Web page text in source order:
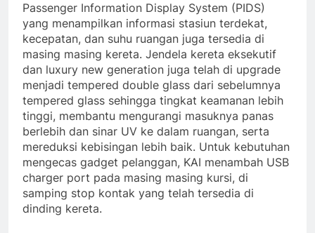
Passenger Information Display System (PIDS)
yang menampilkan informasi stasiun terdekat,
kecepatan, dan suhu ruangan juga tersedia di
masing masing kereta. Jendela kereta eksekutif
dan luxury new generation juga telah di upgrade
menjadi tempered double glass dari sebelumnya
tempered glass sehingga tingkat keamanan lebih
tinggi, membantu mengurangi masuknya panas
berlebih dan sinar UV ke dalam ruangan, serta
mereduksi kebisingan lebih baik. Untuk kebutuhan
mengecas gadget pelanggan, KAI menambah USB
charger port pada masing masing kursi, di
samping stop kontak yang telah tersedia di
dinding kereta.